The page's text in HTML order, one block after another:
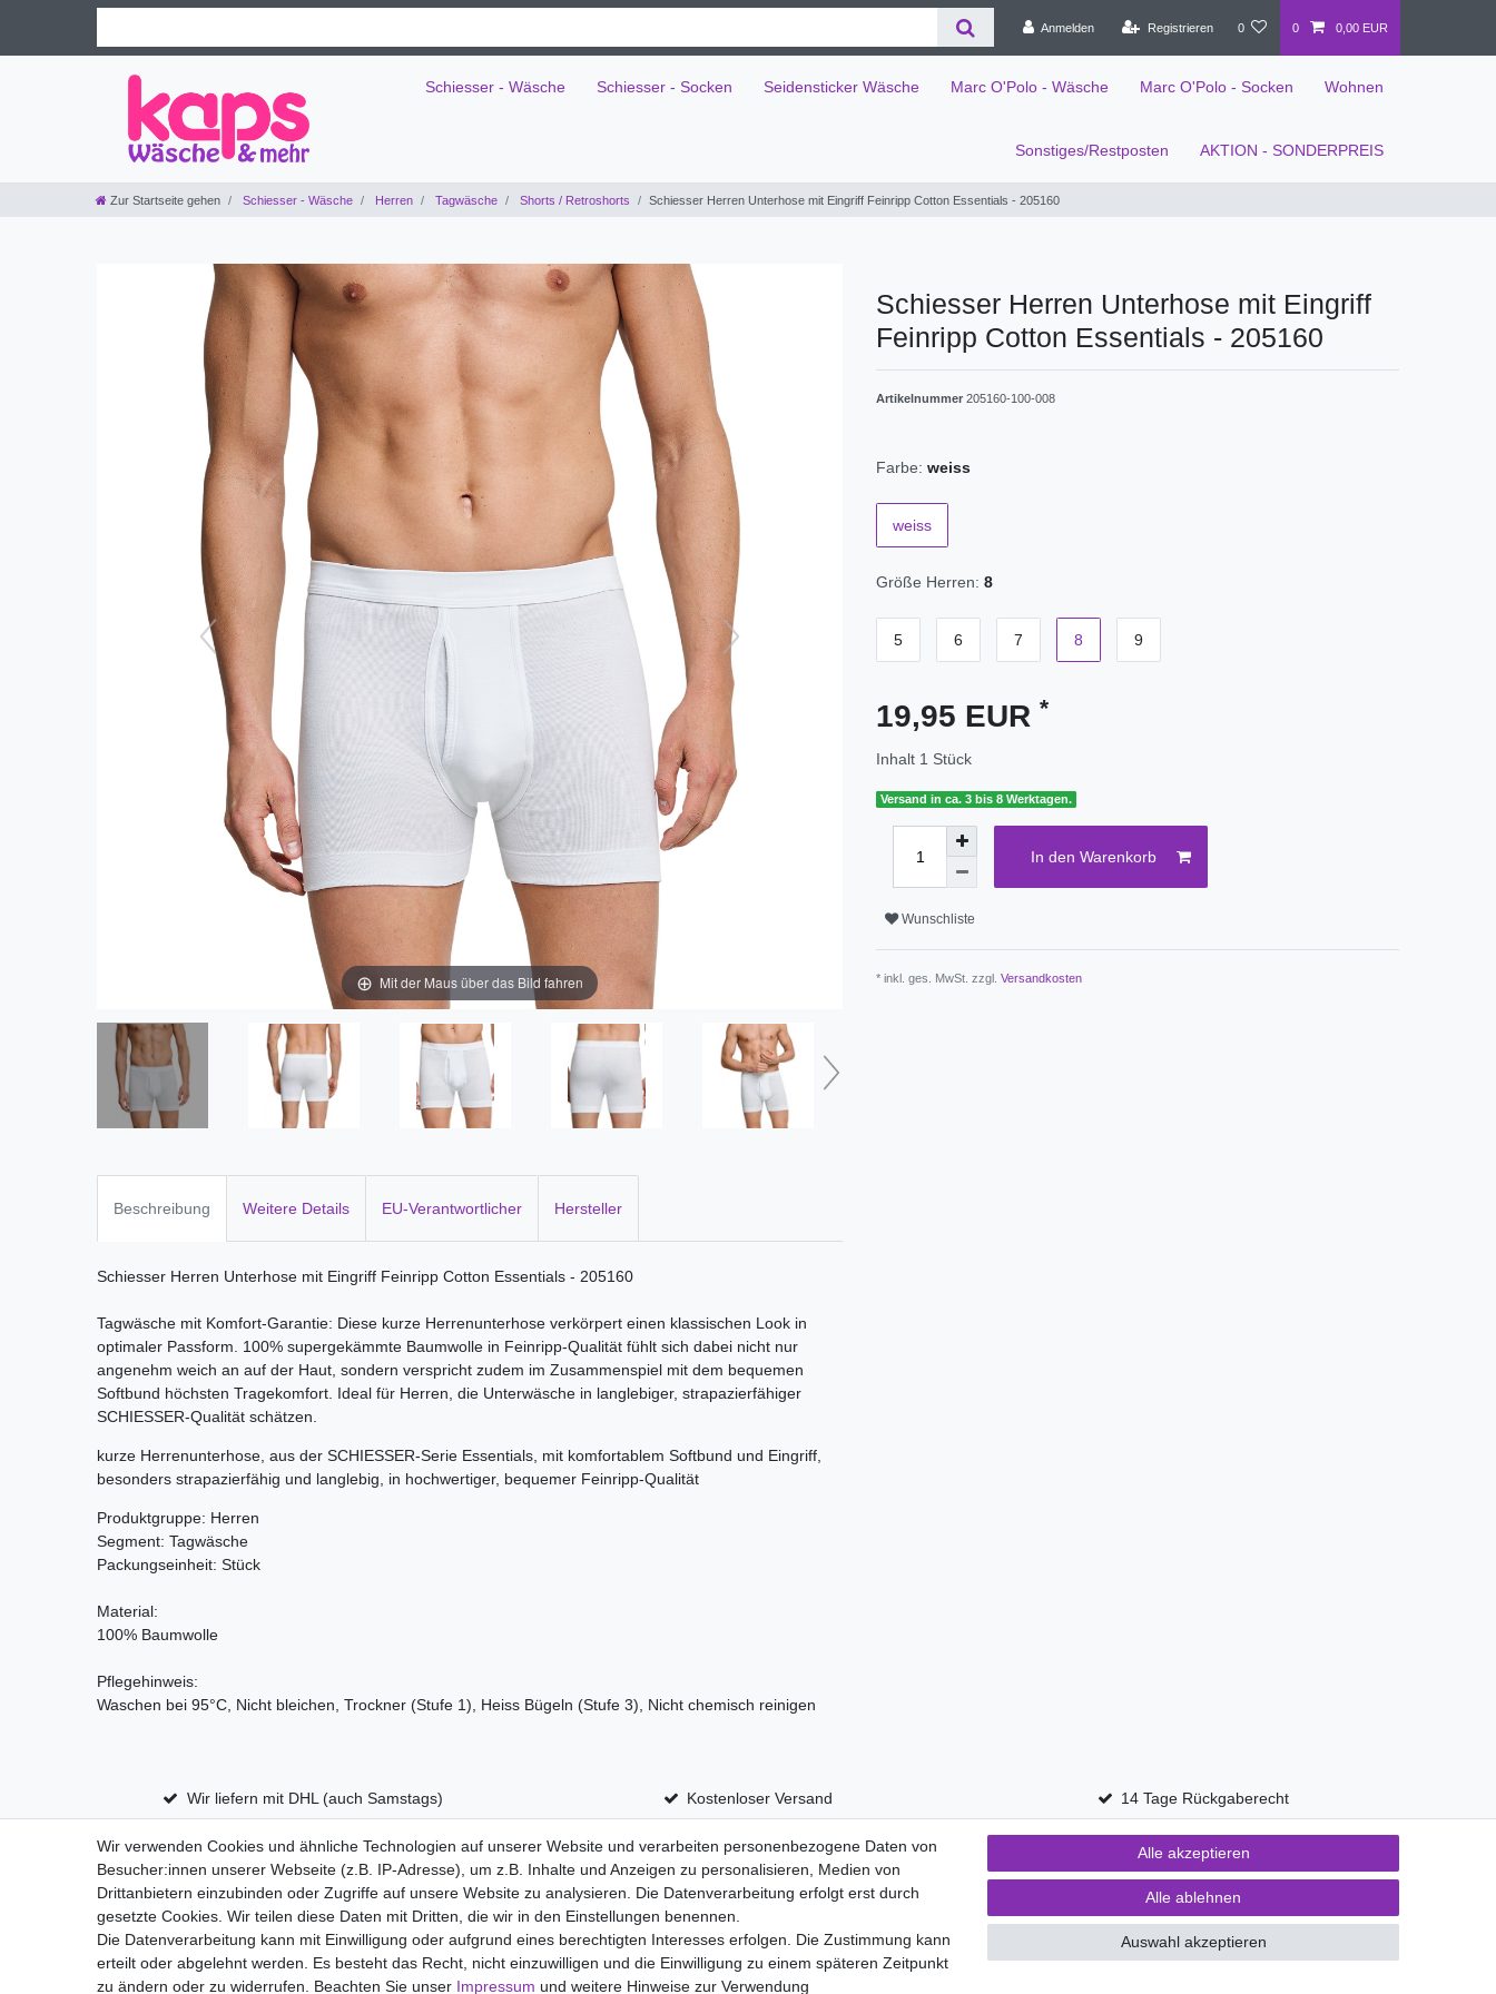
Anmelden Registrieren 0 0 0,00 EUR
Schiesser - Wäsche Schiesser - Socken Seidensticker Wäsche Marc O'Polo - Wäsche Marc O'Polo - Socken Wohnen
Sonstiges/Restposten AKTION - SONDERPREIS
Zur Startseite gehen Schiesser - Wäsche Herren Tagwäsche Shorts / Retroshorts Schiesser Herren Unterhose mit Eingriff Feinripp Cotton Essentials - 205160
Mit der Maus über das Bild fahren
Schiesser Herren Unterhose mit Eingriff
Feinripp Cotton Essentials - 205160
Artikelnummer 205160-100-008
Farbe: weiss
weiss
Größe Herren: 8
5 6 7 8 9
19,95 EUR *
Inhalt 1 Stück
Versand in ca. 3 bis 8 Werktagen.
In den Warenkorb
Wunschliste
* inkl. ges. MwSt. zzgl. Versandkosten
Beschreibung Weitere Details EU-Verantwortlicher Hersteller
Schiesser Herren Unterhose mit Eingriff Feinripp Cotton Essentials - 205160
Tagwäsche mit Komfort-Garantie: Diese kurze Herrenunterhose verkörpert einen klassischen Look in
optimaler Passform. 100% supergekämmte Baumwolle in Feinripp-Qualität fühlt sich dabei nicht nur
angenehm weich an auf der Haut, sondern verspricht zudem im Zusammenspiel mit dem bequemen
Softbund höchsten Tragekomfort. Ideal für Herren, die Unterwäsche in langlebiger, strapazierfähiger
SCHIESSER-Qualität schätzen.
kurze Herrenunterhose, aus der SCHIESSER-Serie Essentials, mit komfortablem Softbund und Eingriff,
besonders strapazierfähig und langlebig, in hochwertiger, bequemer Feinripp-Qualität
Produktgruppe: Herren
Segment: Tagwäsche
Packungseinheit: Stück
Material:
100% Baumwolle
Pflegehinweis:
Waschen bei 95°C, Nicht bleichen, Trockner (Stufe 1), Heiss Bügeln (Stufe 3), Nicht chemisch reinigen
Wir liefern mit DHL (auch Samstags) Kostenloser Versand 14 Tage Rückgaberecht
Impressum Daten­schutz­erklärung AGB Widerrufs­recht Vertrag widerrufen
Versand- und Zahlungsmöglichkeiten
Wir verwenden Cookies und ähnliche Technologien auf unserer Website und verarbeiten personenbezogene Daten von
Besucher:innen unserer Webseite (z.B. IP-Adresse), um z.B. Inhalte und Anzeigen zu personalisieren, Medien von
Drittanbietern einzubinden oder Zugriffe auf unsere Website zu analysieren. Die Datenverarbeitung erfolgt erst durch
gesetzte Cookies. Wir teilen diese Daten mit Dritten, die wir in den Einstellungen benennen.
Die Datenverarbeitung kann mit Einwilligung oder aufgrund eines berechtigten Interesses erfolgen. Die Zustimmung kann
erteilt oder abgelehnt werden. Es besteht das Recht, nicht einzuwilligen und die Einwilligung zu einem späteren Zeitpunkt
zu ändern oder zu widerrufen. Beachten Sie unser Impressum und weitere Hinweise zur Verwendung
Alle akzeptieren
Alle ablehnen
Auswahl akzeptieren